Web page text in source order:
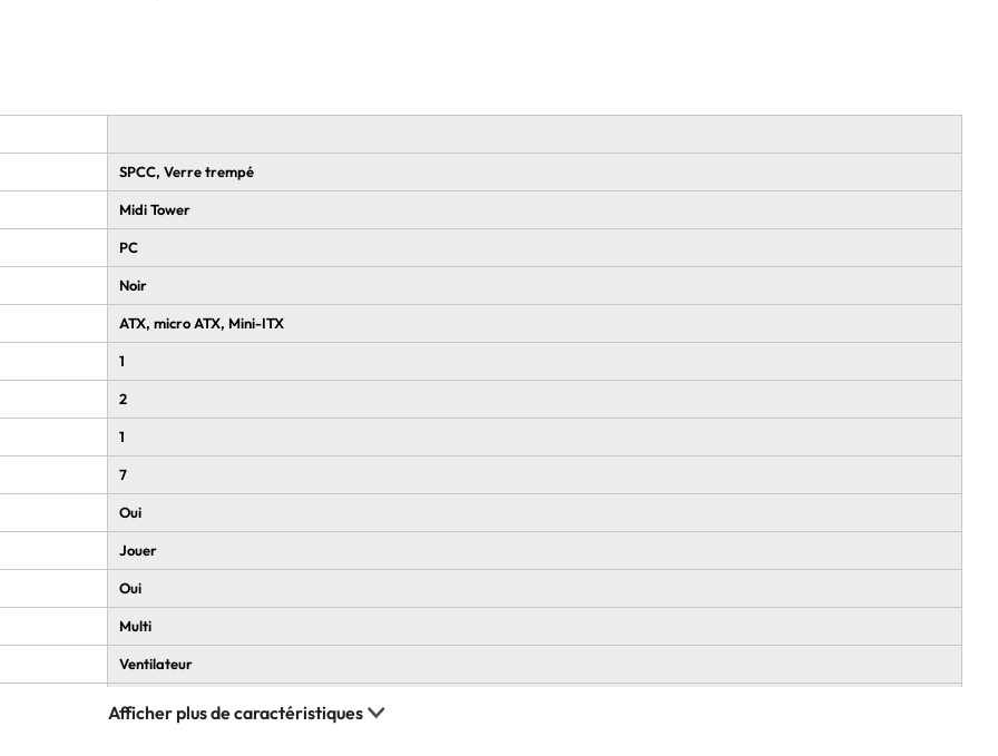
SPCC, Verre trempé
Midi Tower
PC
Noir
ATX, micro ATX, Mini-ITX
1
2
1
7
Oui
Jouer
Oui
Multi
Ventilateur